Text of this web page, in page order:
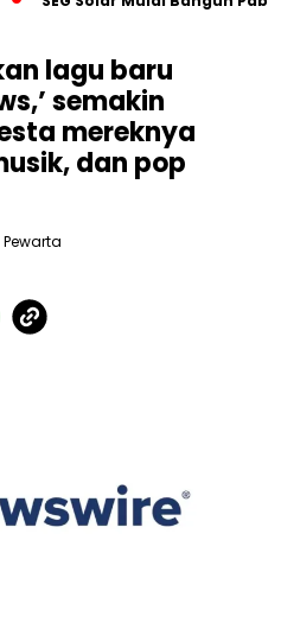
lagu baru
semakin
mereknya
dan pop